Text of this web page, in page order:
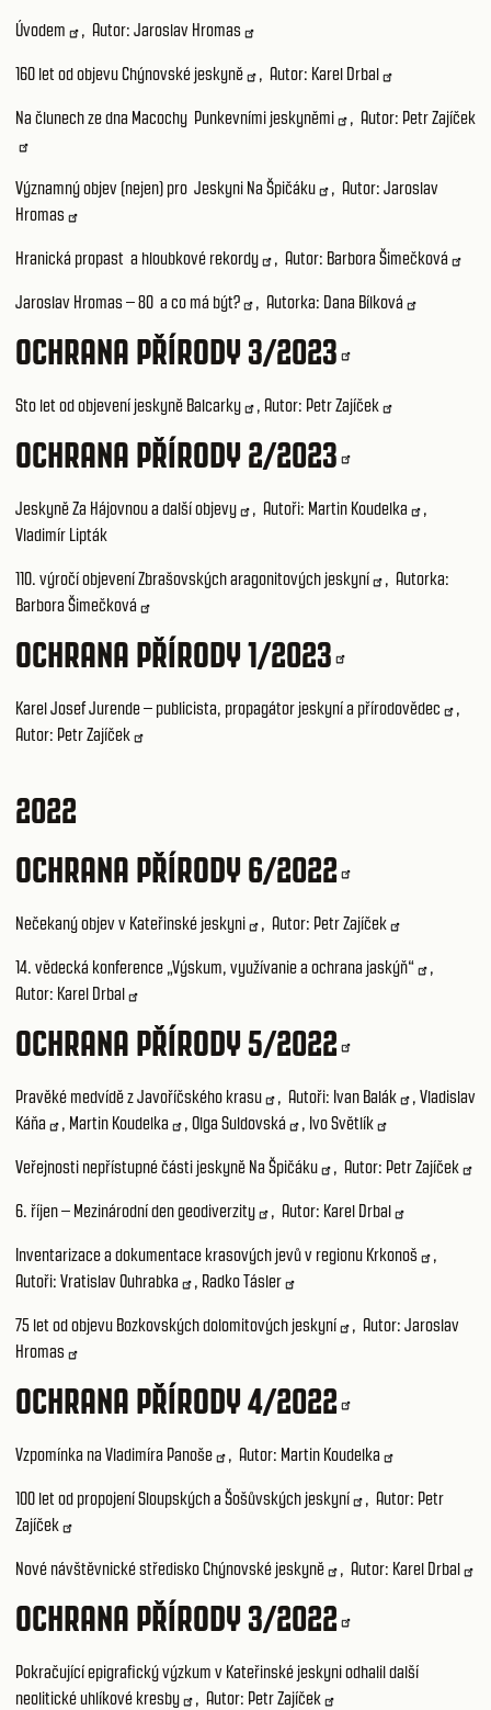
Úvodem , Autor: Jaroslav Hromas
160 let od objevu Chýnovské jeskyně , Autor: Karel Drbal
Na člunech ze dna Macochy Punkevními jeskyněmi , Autor: Petr Zajíček
Významný objev (nejen) pro Jeskyni Na Špičáku , Autor: Jaroslav
Hromas
Hranická propast a hloubkové rekordy , Autor: Barbora Šimečková
Jaroslav Hromas – 80 a co má být? , Autorka: Dana Bílková
OCHRANA PŘÍRODY 3/2023
Sto let od objevení jeskyně Balcarky , Autor: Petr Zajíček
OCHRANA PŘÍRODY 2/2023
Jeskyně Za Hájovnou a další objevy , Autoři: Martin Koudelka
,
Vladimír Lipták
110. výročí objevení Zbrašovských aragonitových jeskyní
, Autorka:
Barbora Šimečková
OCHRANA PŘÍRODY 1/2023
Karel Josef Jurende – publicista, propagátor jeskyní a přírodovědec
,
Autor: Petr Zajíček
2022
OCHRANA PŘÍRODY 6/2022
Nečekaný objev v Kateřinské jeskyni , Autor: Petr Zajíček
14. vědecká konference „Výskum, využívanie a ochrana jaskýň“
,
Autor: Karel Drbal
OCHRANA PŘÍRODY 5/2022
Pravěké medvídě z Javoříčského krasu , Autoři: Ivan Balák , Vladislav
Káňa
, Martin Koudelka , Olga Suldovská , Ivo Světlík
Veřejnosti nepřístupné části jeskyně Na Špičáku , Autor: Petr Zajíček
6. říjen – Mezinárodní den geodiverzity , Autor: Karel Drbal
Inventarizace a dokumentace krasových jevů v regionu Krkonoš
,
Autoři: Vratislav Ouhrabka , Radko Tásler
75 let od objevu Bozkovských dolomitových jeskyní , Autor: Jaroslav
Hromas
OCHRANA PŘÍRODY 4/2022
Vzpomínka na Vladimíra Panoše , Autor: Martin Koudelka
100 let od propojení Sloupských a Šošůvských jeskyní , Autor: Petr
Zajíček
Nové návštěvnické středisko Chýnovské jeskyně , Autor: Karel Drbal
OCHRANA PŘÍRODY 3/2022
Pokračující epigrafický výzkum v Kateřinské jeskyni odhalil další
neolitické uhlíkové kresby
, Autor: Petr Zajíček